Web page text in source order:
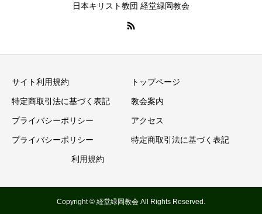
日本キリスト教団 経堂緑岡教会
サイト利用規約 トップページ
特定商取引法に基づく表記 教会案内
プライバシーポリシー アクセス
プライバシーポリシー 特定商取引法に基づく表記
利用規約
Copyright © 経堂緑岡教会 All Rights Reserved.